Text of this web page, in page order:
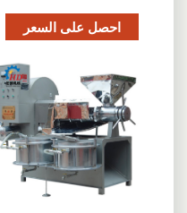
احصل على السعر